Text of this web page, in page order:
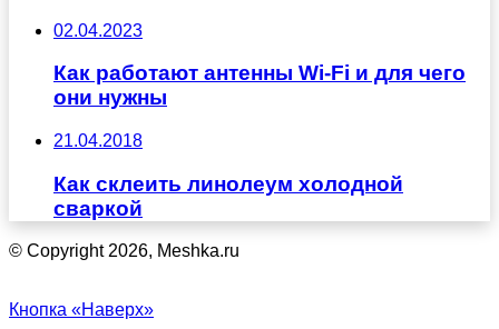
02.04.2023
Как работают антенны Wi-Fi и для чего
они нужны
21.04.2018
Как склеить линолеум холодной
сваркой
© Copyright 2026, Meshka.ru
Кнопка «Наверх»